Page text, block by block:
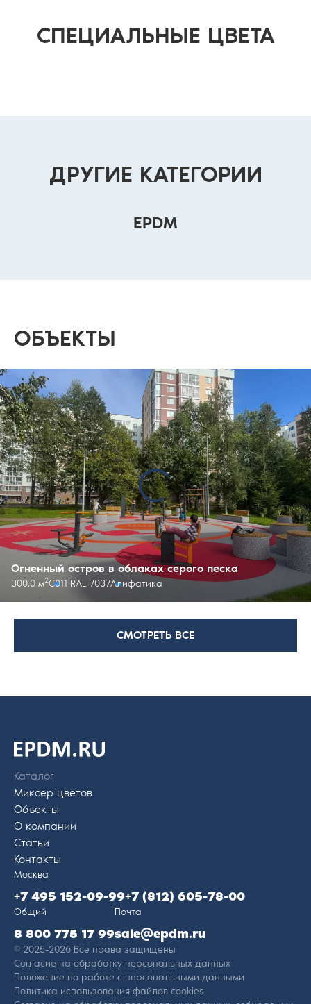
СПЕЦИАЛЬНЫЕ ЦВЕТА
ДРУГИЕ КАТЕГОРИИ
EPDM
ОБЪЕКТЫ
Огненный остров в облаках серого песка
300,0 м2С011 RAL 7037Алифатика
СМОТРЕТЬ ВСЕ
На главную
страницу
Каталог
Миксер цветов
Объекты
О компании
Статьи
Контакты
Москва
+7 495 152-09-99+7 (812) 605-78-00
Общий
8 800 775 17 99
Почта
sale@epdm.ru
© 2025-2026 Все права защищены
Согласие на обработку персональных данных
Положение по работе с персональными данными
Политика использования файлов cookies